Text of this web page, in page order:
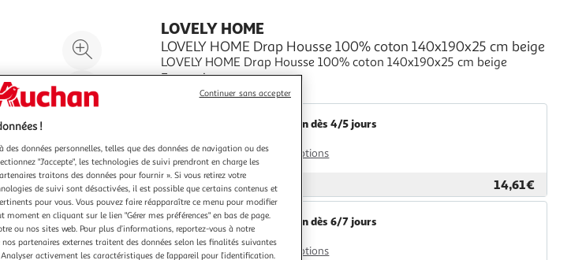
Agrandir
l'illustration
à
200%
Réduire
l'illustration
100
%
le
produit
LOVELY HOME
LOVELY HOME Drap Housse 100% coton 140x190x25 cm beige
LOVELY HOME Drap Housse 100% coton 140x190x25 cm beige
En savoir +
Vendu par2KINGS
Livraison dès 4/5 jours
Plus d'options
Vendu par2KINGS 14,61€
Livraison dès 6/7 jours
Plus d'options
!
données personnelles, telles que des données de navigation ou des
"J'accepte", les technologies de suivi prendront en charge les
traitons des données pour fournir ». Si vous retirez votre
de suivi sont désactivées, il est possible que certains contenus et
pour vous. Vous pouvez faire réapparaître ce menu pour modifier
en cliquant sur le lien "Gérer mes préférences" en bas de page.
ou nos sites web. Pour plus d’informations, reportez-vous à notre
partenaires externes traitent des données selon les finalités suivantes
activement les caractéristiques de l’appareil pour l’identification.
Continuer sans accepter